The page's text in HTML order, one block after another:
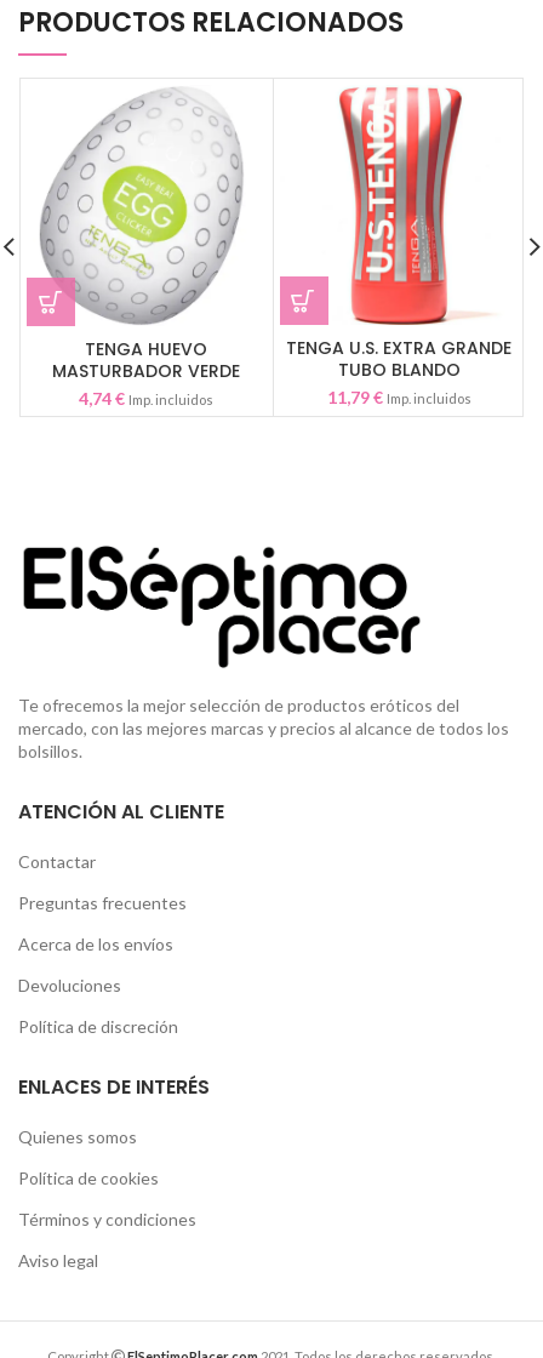
PRODUCTOS RELACIONADOS
TENGA HUEVO
MASTURBADOR VERDE
CLICKER
4,74€ Imp. incluidos
TENGA U.S. EXTRA GRANDE
TUBO BLANDO
11,79€ Imp. incluidos
Te ofrecemos la mejor selección de productos eróticos del
mercado, con las mejores marcas y precios al alcance de todos los
bolsillos.
ATENCIÓN AL CLIENTE
Contactar
Preguntas frecuentes
Acerca de los envíos
Devoluciones
Política de discreción
ENLACES DE INTERÉS
Quienes somos
Política de cookies
Términos y condiciones
Aviso legal